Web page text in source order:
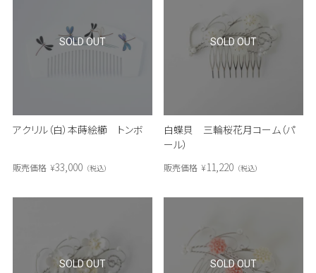
アクリル（白）本蒔絵櫛 トンボ
販売価格 ¥33,000 税込
SOLD OUT
白蝶貝 三輪桜花月コーム（パ
ール）
販売価格 ¥11,220 税込
SOLD OUT
SOLD OUT SOLD OUT